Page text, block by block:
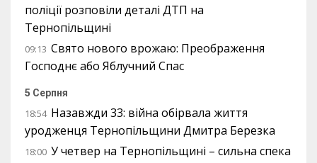
поліції розповіли деталі ДТП на
Тернопільщині
09:13 Свято нового врожаю: Преображення
Господнє або Яблучний Спас
5 Серпня
18:54 Назавжди 33: війна обірвала життя
уродженця Тернопільщини Дмитра Березка
18:00 У четвер на Тернопільщині – сильна спека